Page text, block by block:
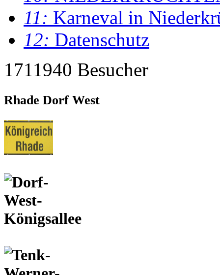
11: Karneval in
12: Datenschutz
1711940 Besucher
Rhade Dorf West